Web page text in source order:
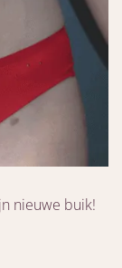
nieuwe buik!